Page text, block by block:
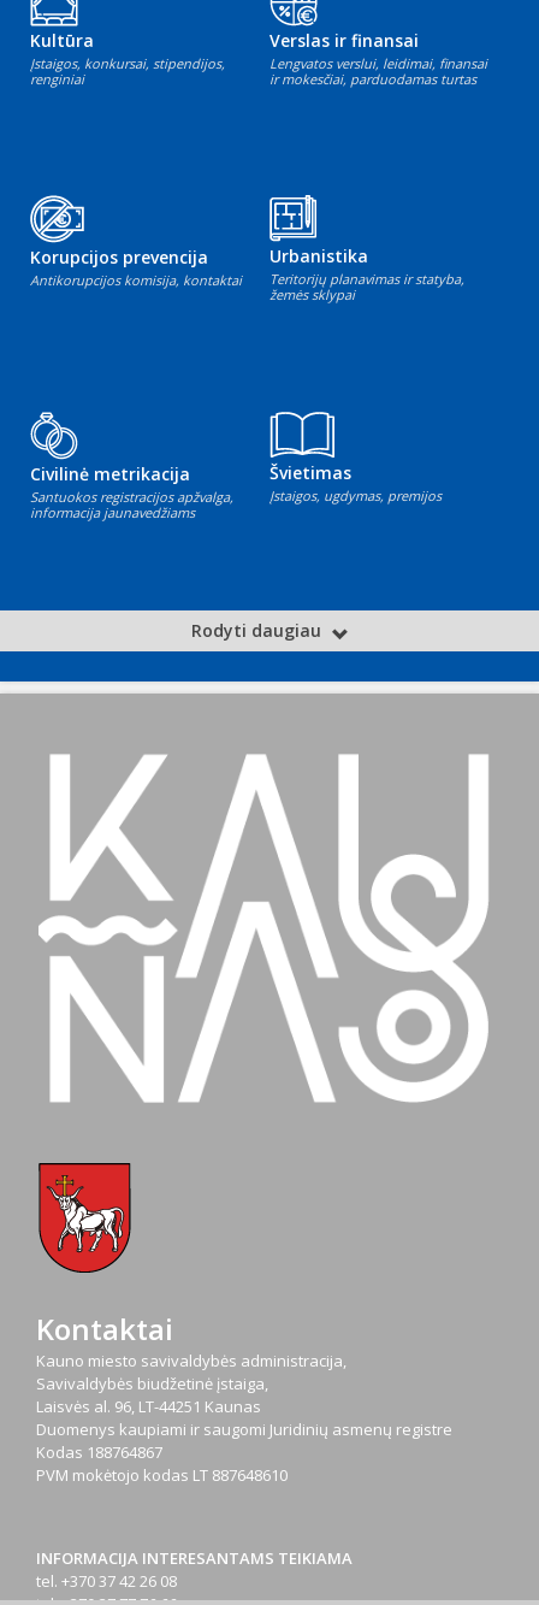
Kultūra
Įstaigos, konkursai, stipendijos,
renginiai
Verslas ir finansai
Lengvatos verslui, leidimai, finansai
ir mokesčiai, parduodamas turtas
Korupcijos prevencija
Antikorupcijos komisija, kontaktai
Urbanistika
Teritorijų planavimas ir statyba,
žemės sklypai
Civilinė metrikacija
Santuokos registracijos apžvalga,
informacija jaunavedžiams
Švietimas
Įstaigos, ugdymas, premijos
Rodyti daugiau
Kontaktai
Kauno miesto savivaldybės administracija,
Savivaldybės biudžetinė įstaiga,
Laisvės al. 96, LT-44251 Kaunas
Duomenys kaupiami ir saugomi Juridinių asmenų registre
Kodas 188764867
PVM mokėtojo kodas LT 887648610
INFORMACIJA INTERESANTAMS TEIKIAMA
tel. +370 37 42 26 08